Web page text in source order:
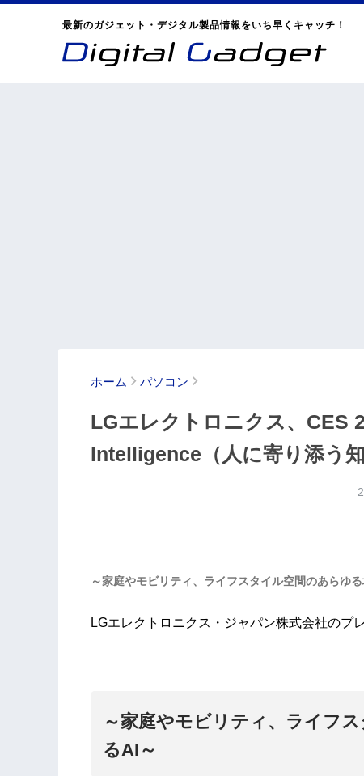
最新のガジェット・デジタル製品情報をいち早くキャッチ！
ホーム パソコン
LGエレクトロニクス、CES
Intelligence（人に寄り添う
～家庭やモビリティ、ライフスタイル空間のあらゆ
LGエレクトロニクス・ジャパン株式会社のプ
～家庭やモビリティ、ライフ
るAI～